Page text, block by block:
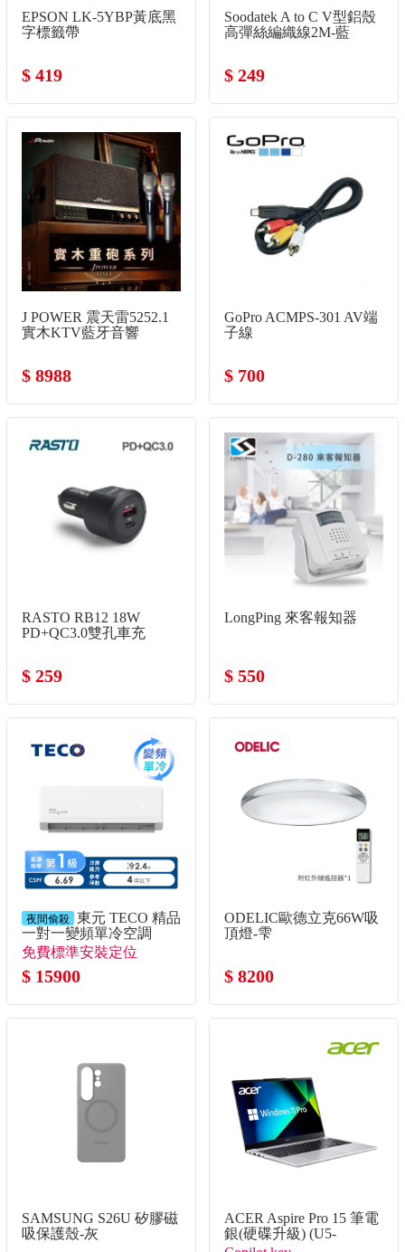
EPSON LK-5YBP黃底黑
字標籤帶
$ 419
Soodatek A to C V型鋁殼
高彈絲編織線2M-藍
$ 249
J POWER 震天雷5252.1
實木KTV藍牙音響
$ 8988
GoPro ACMPS-301 AV端
子線
$ 700
RASTO RB12 18W
PD+QC3.0雙孔車充
$ 259
LongPing 來客報知器
$ 550
夜間偷殺 東元 TECO 精品
一對一變頻單冷空調
免費標準安裝定位
$ 15900
ODELIC歐德立克66W吸
頂燈-雫
$ 8200
SAMSUNG S26U 矽膠磁
吸保護殼-灰
ACER Aspire Pro 15 筆電
銀(硬碟升級) (U5-